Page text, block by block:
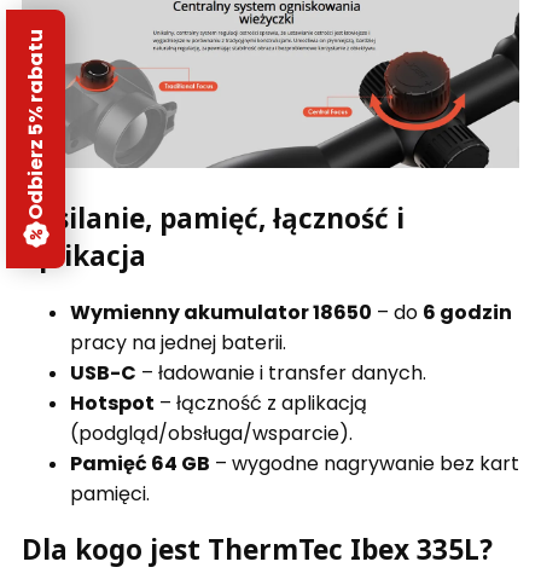
Zasilanie, pamięć, łączność i
aplikacja
Wymienny akumulator 18650 – do 6 godzin
pracy na jednej baterii.
USB-C – ładowanie i transfer danych.
Hotspot – łączność z aplikacją
(podgląd/obsługa/wsparcie).
Pamięć 64 GB – wygodne nagrywanie bez kart
pamięci.
Dla kogo jest ThermTec Ibex 335L?
Odbierz 5% rabatu